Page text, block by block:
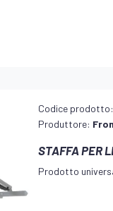
Codice prodotto:
Produttore:
STAFFA PER
Prodotto